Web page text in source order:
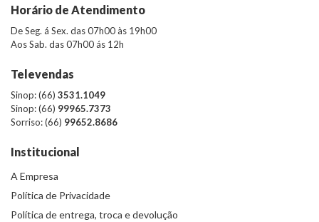
Horário de Atendimento
De Seg. á Sex. das 07h00 às 19h00
Aos Sab. das 07h00 ás 12h
Televendas
Sinop: (66) 3531.1049
Sinop: (66) 99965.7373
Sorriso: (66) 99652.8686
Institucional
A Empresa
Política de Privacidade
Política de entrega, troca e devolução